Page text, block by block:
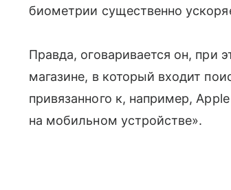
биометрии существенно
Правда, оговаривается он, при
магазине, в который входит
привязанного к, например,
на мобильном устройстве».